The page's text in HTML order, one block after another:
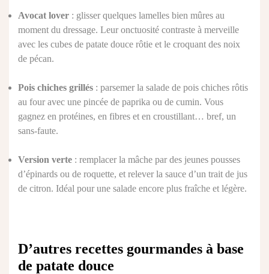
Avocat lover : glisser quelques lamelles bien mûres au
moment du dressage. Leur onctuosité contraste à merveille
avec les cubes de patate douce rôtie et le croquant des noix
de pécan.
Pois chiches grillés : parsemer la salade de pois chiches rôtis
au four avec une pincée de paprika ou de cumin. Vous
gagnez en protéines, en fibres et en croustillant… bref, un
sans-faute.
Version verte : remplacer la mâche par des jeunes pousses
d’épinards ou de roquette, et relever la sauce d’un trait de jus
de citron. Idéal pour une salade encore plus fraîche et légère.
D’autres recettes gourmandes à base
de patate douce